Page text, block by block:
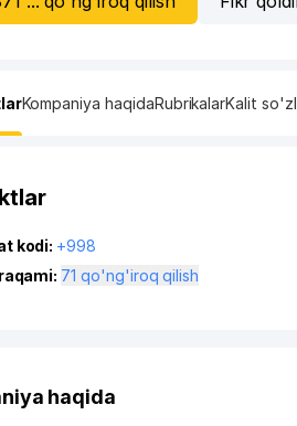
Kompaniya haqidaRubrikalarKalit
kodi: +998
71 qo'ng'iroq qilish
haqida